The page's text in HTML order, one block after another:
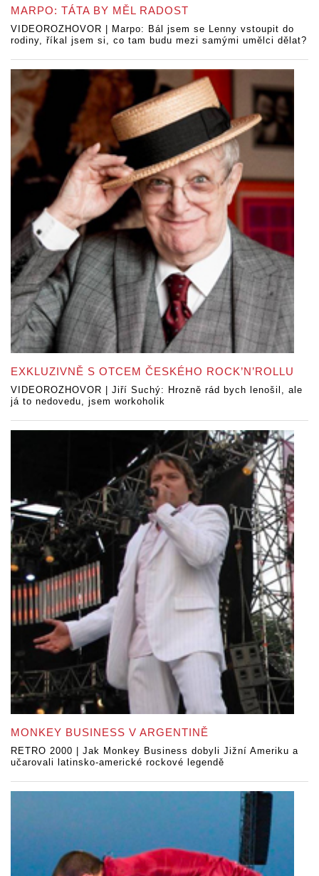
MARPO: TÁTA BY MĚL RADOST
VIDEOROZHOVOR | Marpo: Bál jsem se Lenny vstoupit do
rodiny, říkal jsem si, co tam budu mezi samými umělci dělat?
EXKLUZIVNĚ S OTCEM ČESKÉHO ROCK’N’ROLLU
VIDEOROZHOVOR | Jiří Suchý: Hrozně rád bych lenošil, ale
já to nedovedu, jsem workoholik
MONKEY BUSINESS V ARGENTINĚ
RETRO 2000 | Jak Monkey Business dobyli Jižní Ameriku a
učarovali latinsko-americké rockové legendě